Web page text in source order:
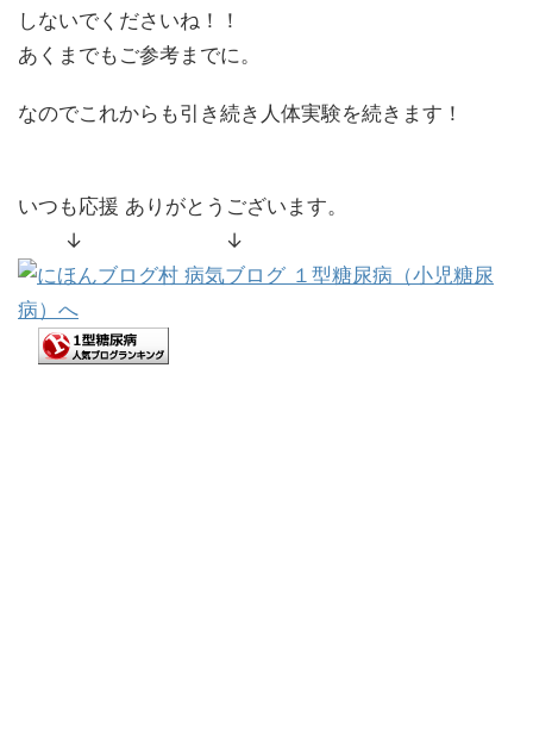
しないでくださいね！！
あくまでもご参考までに。
なのでこれからも引き続き人体実験を続きます！
いつも応援 ありがとうございます。
↓ ↓